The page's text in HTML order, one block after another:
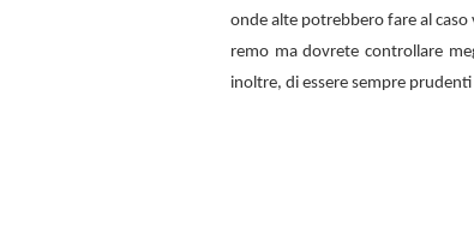
onde alte potrebbero fare al
remo ma dovrete controllare
inoltre, di essere sempre